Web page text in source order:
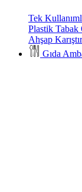
Tek
Plastik Tabak
Ahşap
Gıda